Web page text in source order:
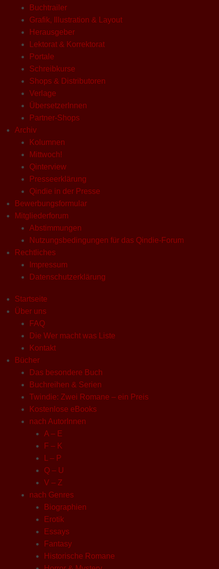
Buchtrailer
Grafik, Illustration & Layout
Herausgeber
Lektorat & Korrektorat
Portale
Schreibkurse
Shops & Distributoren
Verlage
ÜbersetzerInnen
Partner-Shops
Archiv
Kolumnen
Mittwoch!
Qinterview
Presseerklärung
Qindie in der Presse
Bewerbungsformular
Mitgliederforum
Abstimmungen
Nutzungsbedingungen für das Qindie-Forum
Rechtliches
Impressum
Datenschutzerklärung
Startseite
Über uns
FAQ
Die Wer macht was Liste
Kontakt
Bücher
Das besondere Buch
Buchreihen & Serien
Twindie: Zwei Romane – ein Preis
Kostenlose eBooks
nach AutorInnen
A – E
F – K
L – P
Q – U
V – Z
nach Genres
Biographien
Erotik
Essays
Fantasy
Historische Romane